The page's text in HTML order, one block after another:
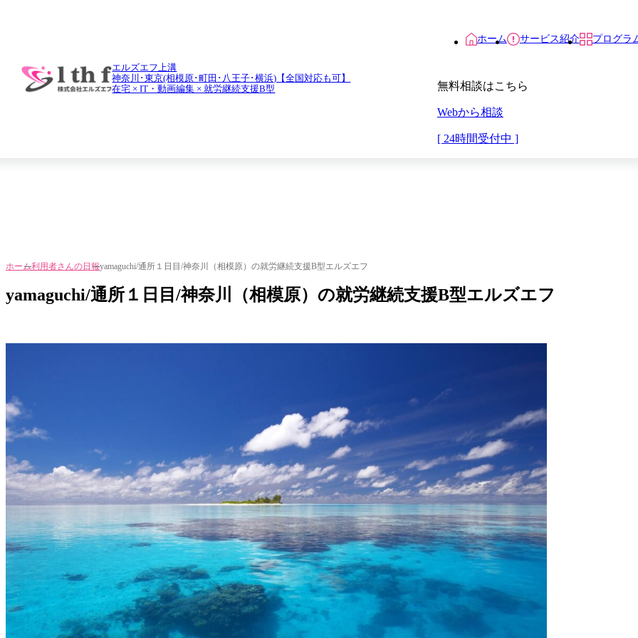
エルズエフ上溝
神奈川･東京(相模原･町田･八王子･横浜)【全国対応も可】
在宅 × IT・動画編集 × 就労継続支援B型
ホーム サービス紹介 プログラ
無料相談はこちら
Webから相談
[ 24時間受付中 ]
ホーム利用者さんの日報yamaguchi/通所１日目/神奈川（相模原）の就労継続支援B型エルズエフ
yamaguchi/通所１日目/神奈川（相模原）の就労継続支援B型エルズエフ